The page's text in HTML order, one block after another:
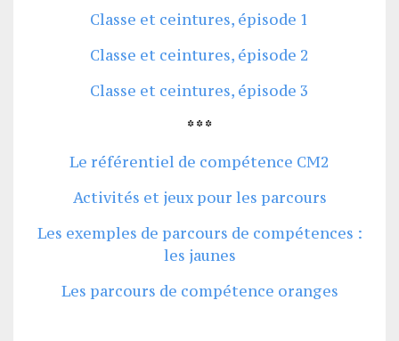
Classe et ceintures, épisode 1
Classe et ceintures, épisode 2
Classe et ceintures, épisode 3
* * *
Le référentiel de compétence CM2
Activités et jeux pour les parcours
Les exemples de parcours de compétences :
les jaunes
Les parcours de compétence oranges